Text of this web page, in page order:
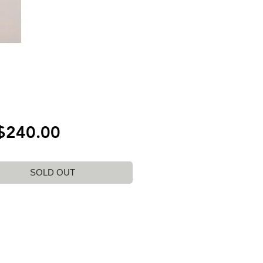
價
SOLD OUT